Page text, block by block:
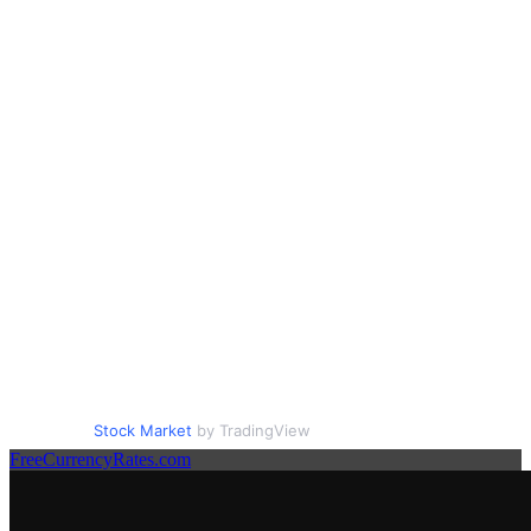
Stock Market by TradingView
FreeCurrencyRates.com